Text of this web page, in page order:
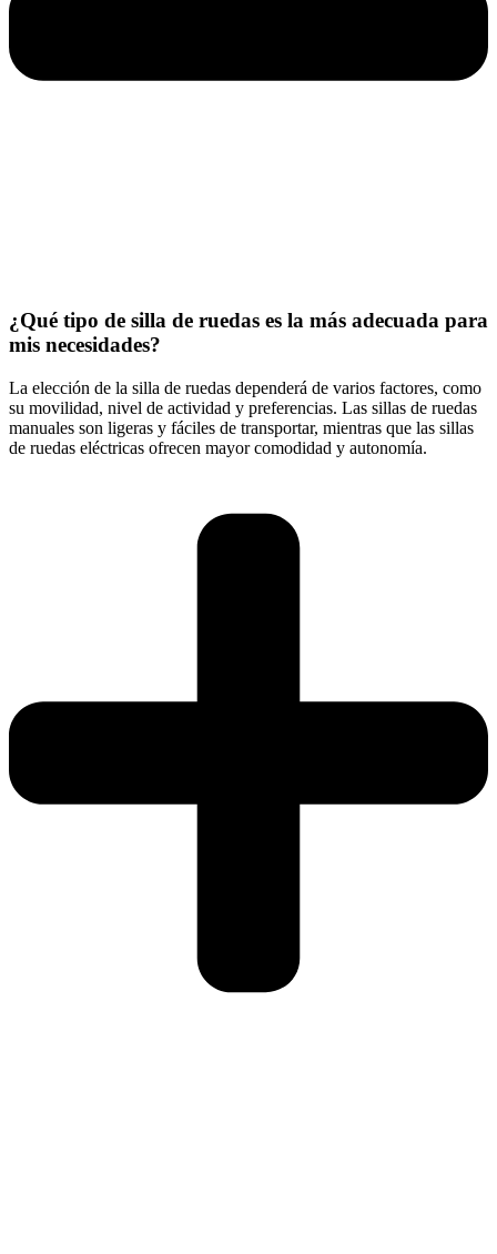
¿Qué tipo de silla de ruedas es la más adecuada para
mis necesidades?
La elección de la silla de ruedas dependerá de varios factores, como
su movilidad, nivel de actividad y preferencias. Las sillas de ruedas
manuales son ligeras y fáciles de transportar, mientras que las sillas
de ruedas eléctricas ofrecen mayor comodidad y autonomía.